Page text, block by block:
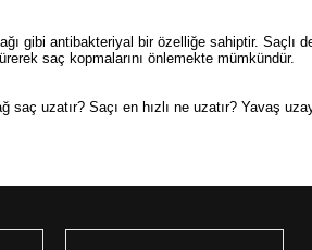
gibi antibakteriyal bir özelliğe sahiptir. Saçlı
saç kopmalarını önlemekte mümkündür.
saç uzatır? Saçı en hızlı ne uzatır? Yavaş